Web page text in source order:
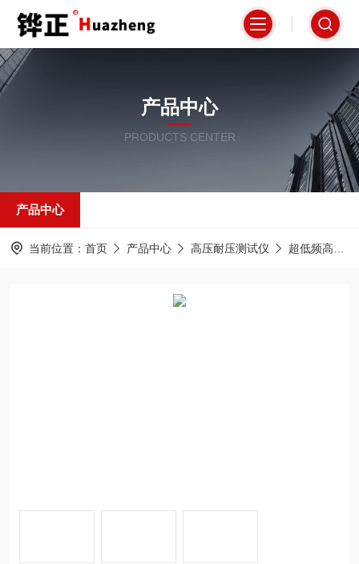
产品中心
PRODUCTS CENTER
产品中心
当前位置： 首页 产品中心 高压耐压测试仪 超低频高压发生器